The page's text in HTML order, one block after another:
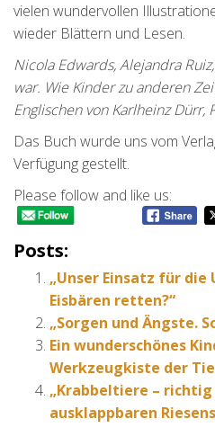
vielen wundervollen
wieder Blättern und Lesen.
Nicola Edwards, Alejandra
war. Wie Kinder zu anderen
Englischen von Karlheinz Dürr,
Das Buch wurde uns vom
Verfügung gestellt.
Please follow and like us:
Posts:
„Unser Einsatz für
Eisbären retten?“
„Sorgen und Ängste.
Ein wunderschönes
Werkzeugkiste der
„Krabbeltiere –
ausklappbaren